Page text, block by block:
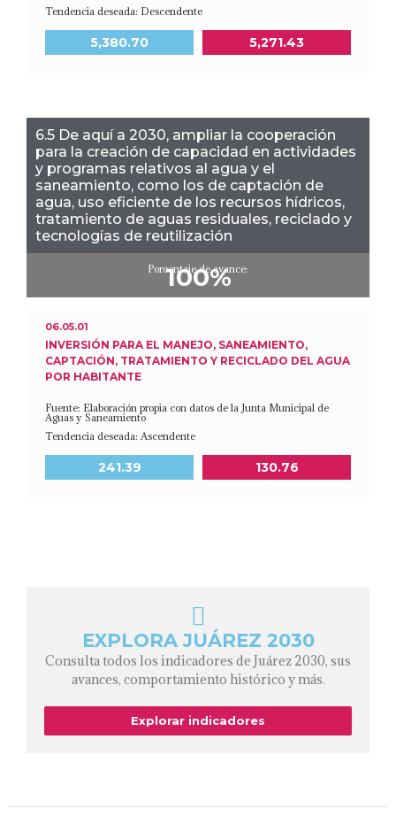
Tendencia deseada: Descendente
5,380.70 Meta a 2030
5,271.43
6.5 De aquí a 2030, ampliar la cooperación
para la creación de capacidad en actividades
y programas relativos al agua y el
saneamiento, como los de captación de
agua, uso eficiente de los recursos hídricos,
tratamiento de aguas residuales, reciclado y
tecnologías de reutilización
Porcentaje de avance:
100%
06.05.01
INVERSIÓN PARA EL MANEJO, SANEAMIENTO,
CAPTACIÓN, TRATAMIENTO Y RECICLADO DEL AGUA
POR HABITANTE
Fuente: Elaboración propia con datos de la Junta Municipal de
Aguas y Saneamiento
Tendencia deseada: Ascendente
241.39 Meta a 2030
130.76
EXPLORA JUÁREZ 2030
Consulta todos los indicadores de Juárez 2030, sus
avances, comportamiento histórico y más.
Explorar indicadores